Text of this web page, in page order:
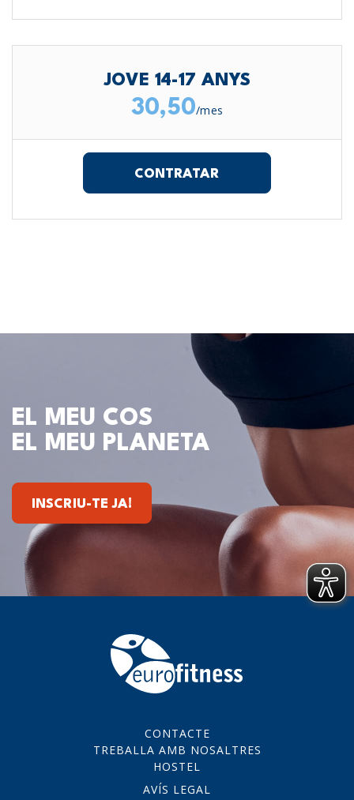
JOVE 14-17 ANYS
30,50/mes
CONTRATAR
EL MEU COS
EL MEU PLANETA
INSCRIU-TE JA!
CONTACTE
TREBALLA AMB NOSALTRES
HOSTEL
AVÍS LEGAL